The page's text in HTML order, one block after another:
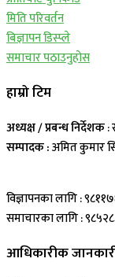
मिति परिवर्तन
बिज्ञापन डिस्प्ले
समाचार पठाउनुहोस
हाम्रो टिम
अध्यक्ष / प्रबन्ध निर्देशक:
सम्पादक :अमित कुमार
विज्ञापनका लागि :
समाचारका लागि :
आधिकारीक